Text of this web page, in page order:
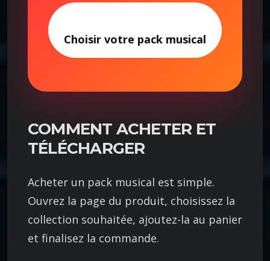
Choisir votre pack musical
COMMENT ACHETER ET
TÉLÉCHARGER
Acheter un pack musical est simple.
Ouvrez la page du produit, choisissez la
collection souhaitée, ajoutez-la au panier
et finalisez la commande.